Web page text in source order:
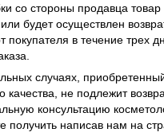
со стороны продавца
будет осуществлен
покупателя в течение трех
случаях,
качества, не подлежит
консультацию
получить написав нам на